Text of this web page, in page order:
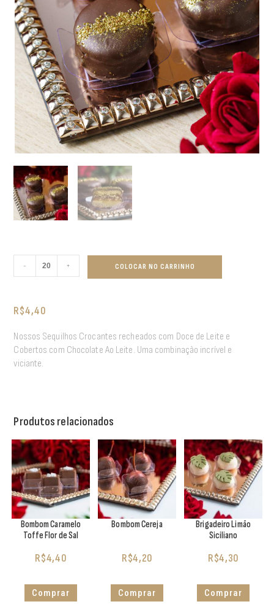
- + COLOCAR NO CARRINHO
R$4,40
Nossos Sequilhos Crocantes recheados com Doce de Leite e
Cobertos com Chocolate Ao Leite. Uma combinação incrível e
viciante.
Produtos relacionados
Bombom Caramelo
Toffe Flor de Sal
R$4,40
Comprar
Bombom Cereja
R$4,20
Comprar
Brigadeiro Limão
Siciliano
R$4,30
Comprar